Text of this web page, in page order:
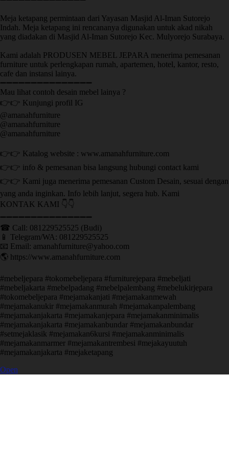
Meja ketapang permintaan dari Yayasan Masjid Al-Iman Sutorejo
Indah. Meja ketapang ini rencananya digunakan untuk akad nikah
yang diadakan di Masjid Al-Iman Sutorejo Kec. Mulyorejo Surabaya.
Kami adalah PRODUSEN MEBEL JEPARA menerima pemesanan
furniture untuk perlengkapan rumah, apartemen, hotel, kantor, resto,
cafe dan instansi lainya.
➖➖➖➖➖➖➖➖➖➖➖➖➖➖➖
Mau lihat contoh desain mebel lainya ?
👉👉 Kunjungi profil IG
@amanahfurniture
@amanahfurniture
@amanahfurniture
👉👉 Katalog website : www.amanahfurniture.com
👉👉 info & pemesanan bisa langsung hubungi contact kami
👉👉 Kami juga menerima pemesanan Custom Desain, sesuai dengan
yang anda inginkan. Info lebih lanjut, segera hub. Kami
KONTAK KAMI 👇👇
➖➖➖➖➖➖➖➖➖➖➖➖➖➖➖ ㅤ
☎ Call: 081229525525 (Budi)
📱 Telegram/WA: 081229525525
📧 Email: amanahfurniture@yahoo.com
🌎 https://www.amanahfurniture.com
#mebeljepara #tokomebeljepara #furniturejepara #mebeljati
#mebeljakarta #mebelpadang #mebelpalembang #mebelukirjepara
#tokomebeljepara #mejamakanjati #mejamakanmewah
#mejamakanukir #mejamakanmurah #mejamakanpalembang
#mejamakanjakarta #mejamakanjepara #mejamakanminimalis
#mejamakanjakarta #mejamakanbundar #mejamakanbundar
#setmejaklasik #mejamakan6kursi #mejamakanminimalis
#mejamakanmarmer #mejamakantrembesi #mejakayuutuh
#mejamakanjakarta #mejaketapang
Open